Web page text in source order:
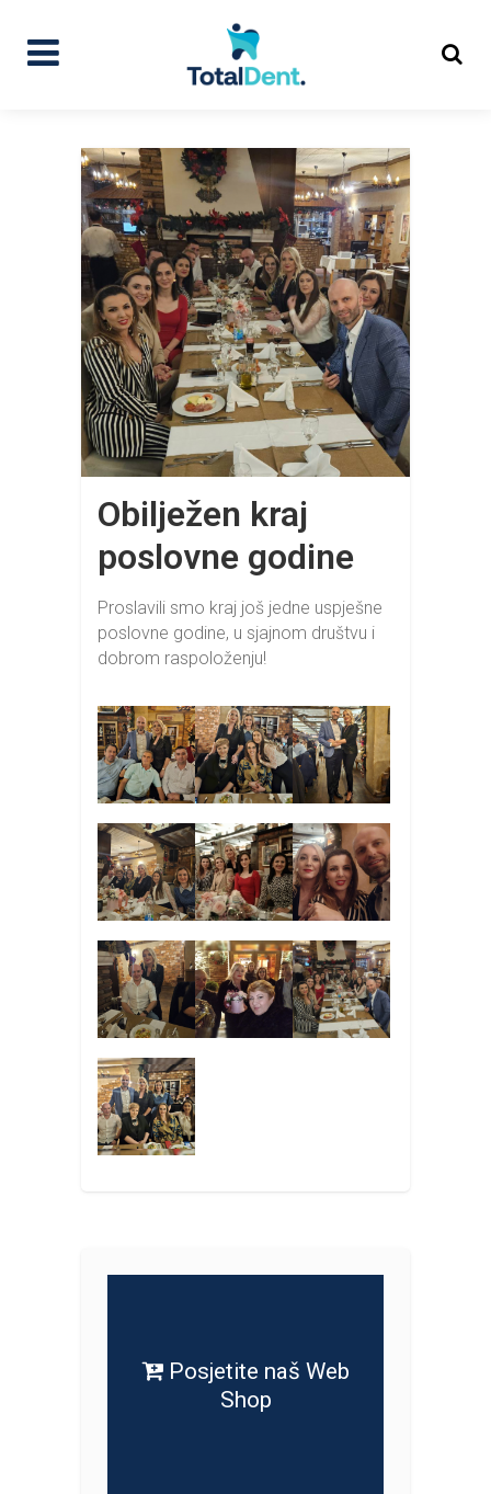
Obilježen kraj
poslovne godine
Proslavili smo kraj još jedne uspješne
poslovne godine, u sjajnom društvu i
dobrom raspoloženju!
Posjetite naš Web
Shop